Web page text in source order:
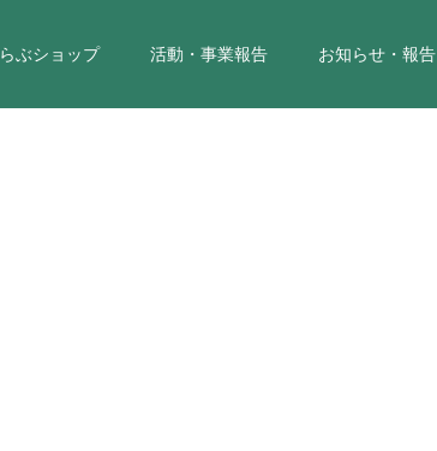
ぶショップ 活動・事業報告 お知らせ・報告